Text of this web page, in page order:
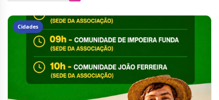
Cidades